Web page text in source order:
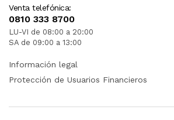
Venta telefónica:
0810 333 8700
LU-VI de 08:00 a 20:00
SA de 09:00 a 13:00
Información legal
Protección de Usuarios Financieros